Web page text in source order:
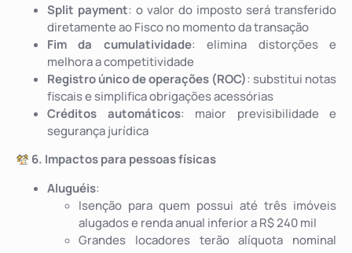
Split payment: o valor do imposto será transferido
diretamente ao Fisco no momento da transação
Fim da cumulatividade: elimina distorções e
melhora a competitividade
Registro único de operações (ROC): substitui notas
fiscais e simplifica obrigações acessórias
Créditos automáticos: maior previsibilidade e
segurança jurídica
6. Impactos para pessoas físicas
Aluguéis:
Isenção para quem possui até três imóveis
alugados e renda anual inferior a R$ 240 mil
Grandes locadores terão alíquota nominal